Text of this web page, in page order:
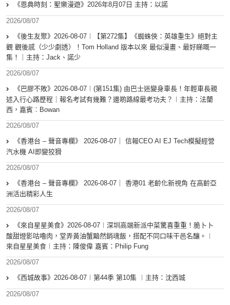
《恩典時刻：聖樂漫遊》2026年8月07日 主持：以諾
2026/08/07
《後生友聚》2026-08-07︱【第272集】《蜘蛛俠：英雄重生》絕對主
觀 觀後感（少少劇透）！Tom Holland 版本以來 最似漫畫、最好睇嘅一
集！｜主持：Jack、諾少
2026/08/07
《巴膠不敗》2026-08-07︱(第151集) 由巴士迷變身車長！年輕車長親
述入行心路歷程｜報名考試有幾難？邊啲路線最考功夫？︱主持：法蘭
西，嘉賓︰Bowan
2026/08/07
《香港台 – 聲音專欄》 2026-08-07｜ 信報CEO AI EJ Tech模擬經營
汽水機 AI即變狡猾
2026/08/07
《香港台 – 聲音專欄》 2026-08-07｜ 香港01 老齡化新視角 在高齡亞
洲活出精彩人生
2026/08/07
《來自星星美食》2026-08-07︱深圳高端新派中菜驚喜重重！脆卜卜
酸甜燈影咕嚕肉，堂弄黃油蟹黯然銷魂飯，搭配不同口味干邑名釀。︱
來自星星美食︱主持：陳俊偉 嘉賓：Philip Fung
2026/08/07
《西城故事》2026-08-07︱第44季 第10集 ︱主持：沈西城
2026/08/07